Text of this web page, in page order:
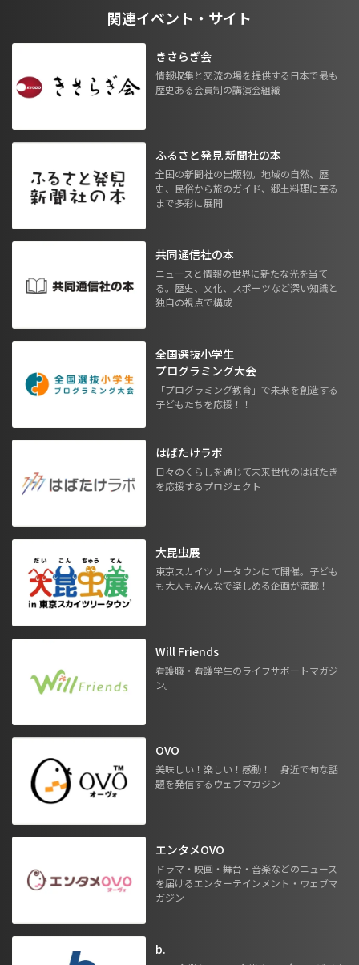
関連イベント・サイト
きさらぎ会
情報収集と交流の場を提供する日本で最も
歴史ある会員制の講演会組織
ふるさと発見 新聞社の本
全国の新聞社の出版物。地域の自然、歴
史、民俗から旅のガイド、郷土料理に至る
まで多彩に展開
共同通信社の本
ニュースと情報の世界に新たな光を当て
る。歴史、文化、スポーツなど深い知識と
独自の視点で構成
全国選抜小学生
プログラミング大会
「プログラミング教育」で未来を創造する
子どもたちを応援！！
はばたけラボ
日々のくらしを通じて未来世代のはばたき
を応援するプロジェクト
大昆虫展
東京スカイツリータウンにて開催。子ども
も大人もみんなで楽しめる企画が満載！
Will Friends
看護職・看護学生のライフサポートマガジ
ン。
OVO
美味しい！楽しい！感動！ 身近で旬な話
題を発信するウェブマガジン
エンタメOVO
ドラマ・映画・舞台・音楽などのニュース
を届けるエンターテインメント・ウェブマ
ガジン
b.